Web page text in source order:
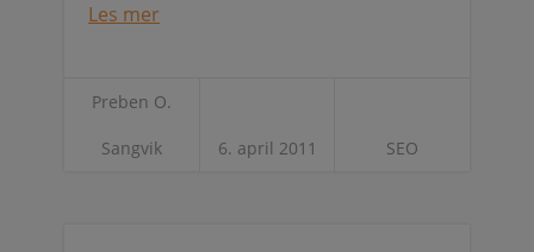
Les mer
Preben O.
Sangvik 6. april 2011 SEO